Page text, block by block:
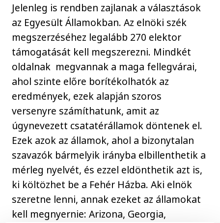
Jelenleg is rendben zajlanak a választások
az Egyesült Államokban. Az elnöki szék
megszerzéséhez legalább 270 elektor
támogatását kell megszerezni. Mindkét
oldalnak megvannak a maga fellegvárai,
ahol szinte előre borítékolhatók az
eredmények, ezek alapján szoros
versenyre számíthatunk, amit az
úgynevezett csatatérállamok döntenek el.
Ezek azok az államok, ahol a bizonytalan
szavazók bármelyik irányba elbillenthetik a
mérleg nyelvét, és ezzel eldönthetik azt is,
ki költözhet be a Fehér Házba. Aki elnök
szeretne lenni, annak ezeket az államokat
kell megnyernie: Arizona, Georgia,